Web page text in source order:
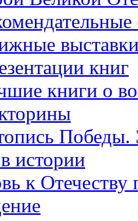
книг
книги о
Победы.
истории
к Отечеству